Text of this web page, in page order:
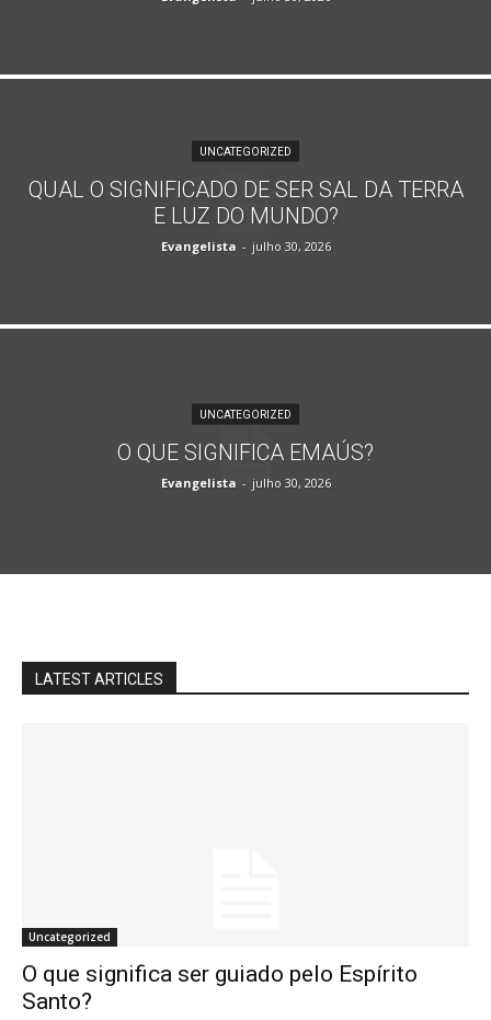
UNCATEGORIZED
QUAL O SIGNIFICADO DE SER SAL DA TERRA
E LUZ DO MUNDO?
Evangelista - julho 30, 2026
UNCATEGORIZED
O QUE SIGNIFICA EMAÚS?
Evangelista - julho 30, 2026
LATEST ARTICLES
Uncategorized
O que significa ser guiado pelo Espírito
Santo?